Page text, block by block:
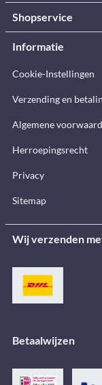
Shopservice
Informatie
Cookie-Instellingen
Verzending en
Algemene
Herroepingsrecht
Privacy
Sitemap
Wij verzenden
Betaalwijzen